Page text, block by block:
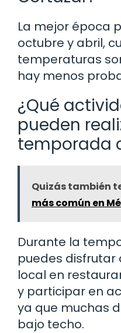
La mejor época
octubre y abril,
temperaturas
hay menos
¿Qué
pueden
temporada
Quizás también
más común en
Durante la
puedes
local en
y participar en
ya que muchas
bajo techo.